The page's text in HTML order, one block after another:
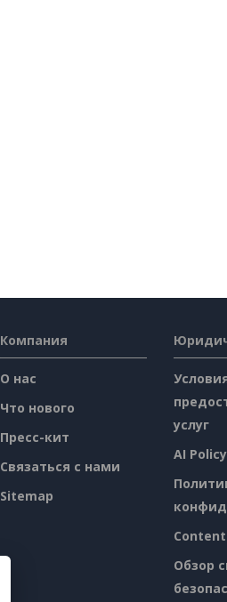
Компания
О нас
Что нового
Пресс-кит
Связаться с нами
Sitemap
услуг
AI Policy
Обзор